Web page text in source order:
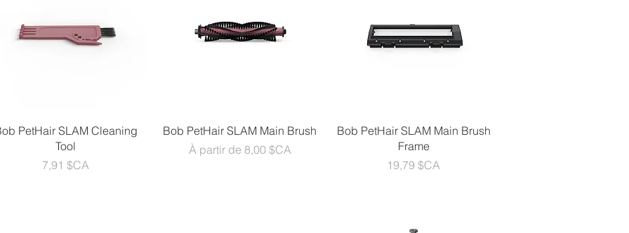
Aperçu rapide
PetHair SLAM Cleaning
Tool
Prix
7,91 $CA
Aperçu rapide
Bob PetHair SLAM Main Brush
À partir de 8,00 $CA
Prix promotionnel
Aperçu rapide
Bob PetHair SLAM Main Brush
Frame
Prix
19,79 $CA